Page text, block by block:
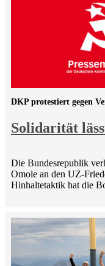
Solidarität
DKP protestiert gegen
Die Bundesrepublik
Omole an den UZ-
Hinhaltetaktik hat die